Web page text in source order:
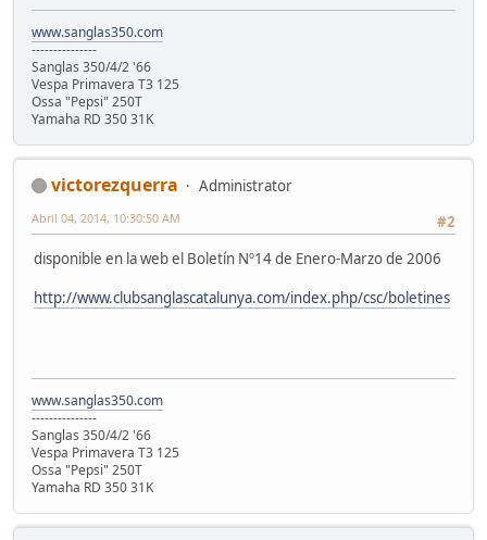
www.sanglas350.com
---------------
Sanglas 350/4/2 '66
Vespa Primavera T3 125
Ossa "Pepsi" 250T
Yamaha RD 350 31K
victorezquerra
Administrator
#2
Abril 04, 2014, 10:30:50 AM
disponible en la web el Boletín Nº14 de Enero-Marzo de 2006
http://www.clubsanglascatalunya.com/index.php/csc/boletines
www.sanglas350.com
---------------
Sanglas 350/4/2 '66
Vespa Primavera T3 125
Ossa "Pepsi" 250T
Yamaha RD 350 31K